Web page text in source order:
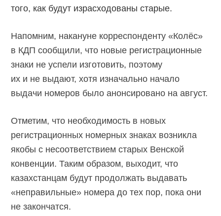
того, как будут израсходованы старые.
Напомним, накануне корреспонденту «Колёс»
в КДП сообщили, что новые регистрационные
знаки не успели изготовить, поэтому
их и не выдают, хотя изначально начало
выдачи номеров было анонсировано на август.
Отметим, что необходимость в новых
регистрационных номерных знаках возникла
якобы с несоответствием старых Венской
конвенции. Таким образом, выходит, что
казахстанцам будут продолжать выдавать
«неправильные» номера до тех пор, пока они
не закончатся.